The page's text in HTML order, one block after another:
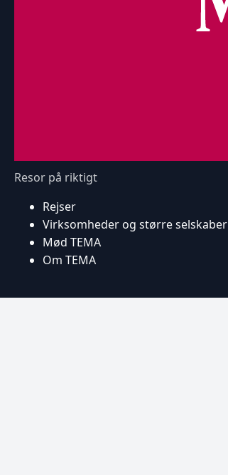
Resor på riktigt
Rejser
Virksomheder og større selskaber
Mød TEMA
Om TEMA